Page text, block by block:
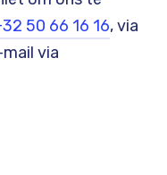
50 66 16 16, via
via